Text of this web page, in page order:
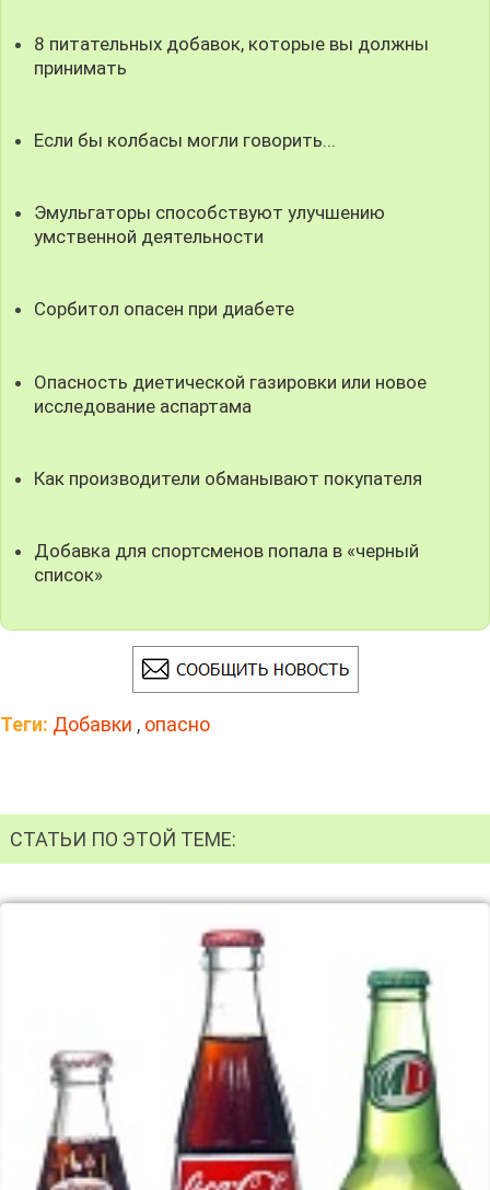
8 питательных добавок, которые вы должны
принимать
Если бы колбасы могли говорить...
Эмульгаторы способствуют улучшению
умственной деятельности
Сорбитол опасен при диабете
Опасность диетической газировки или новое
исследование аспартама
Как производители обманывают покупателя
Добавка для спортсменов попала в «черный
список»
Теги: Добавки , опасно
СТАТЬИ ПО ЭТОЙ ТЕМЕ: